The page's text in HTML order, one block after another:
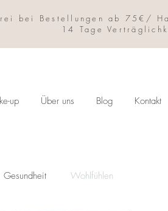
bei Bestellungen ab 75€/
14 Tage
up Über uns Blog Kontakt
Gesundheit Wohlfühlen